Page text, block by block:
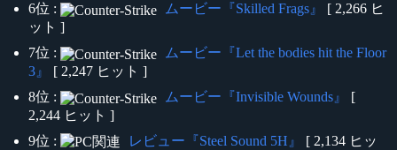
6位 :
ムービー『Skilled Frags』
[ 2,266 ヒ
ット ]
7位 :
ムービー『Let the bodies hit the Floor
3』
[ 2,247 ヒット ]
8位 :
ムービー『Invisible Wounds』
[
2,244 ヒット ]
9位 :
レビュー『Steel Sound 5H』
[ 2,134 ヒッ